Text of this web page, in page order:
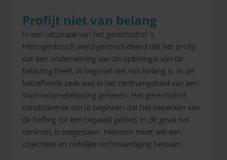
Profijt niet van belang
In een uitspraak van het gerechtshof ’s
Hertogenbosch werd geconcludeerd dat het profijt
dat een onderneming van de opbrengst van de
belasting heeft, in beginsel niet van belang is. In de
betreffende zaak was in het centrumgebied van een
stad reclamebelasting geheven. Het gerechtshof
concludeerde om te beginnen dat het beperken van
de heffing tot een bepaald gebied, in dit geval het
centrum, is toegestaan. Hiervoor moet wel een
objectieve en redelijke rechtvaardiging bestaan.